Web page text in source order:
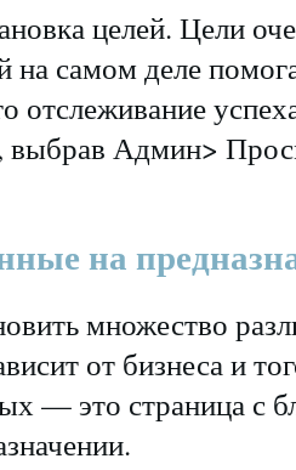
целей. Цели
на самом деле
отслеживание
выбрав Админ>
на
множество
от бизнеса и
— это страница с